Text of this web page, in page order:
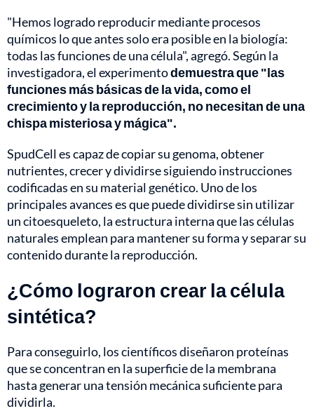
"Hemos logrado reproducir mediante procesos
químicos lo que antes solo era posible en la biología:
todas las funciones de una célula", agregó. Según la
investigadora, el experimentodemuestra que "las
funciones más básicas de la vida, como el
crecimiento y la reproducción, no necesitan de una
chispa misteriosa y mágica".
SpudCell es capaz de copiar su genoma, obtener
nutrientes, crecer y dividirse siguiendo instrucciones
codificadas en su material genético. Uno de los
principales avances es que puede dividirse sin utilizar
un citoesqueleto, la estructura interna que las células
naturales emplean para mantener su forma y separar su
contenido durante la reproducción.
¿Cómo lograron crear la célula
sintética?
Para conseguirlo, los científicos diseñaron proteínas
que se concentran en la superficie de la membrana
hasta generar una tensión mecánica suficiente para
dividirla.